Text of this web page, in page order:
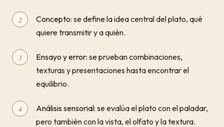
Concepto: se define la idea central del plato, qué
quiere transmitir y a quién.
Ensayo y error: se prueban combinaciones,
texturas y presentaciones hasta encontrar el
equilibrio.
Análisis sensorial: se evalúa el plato con el paladar,
pero también con la vista, el olfato y la textura.